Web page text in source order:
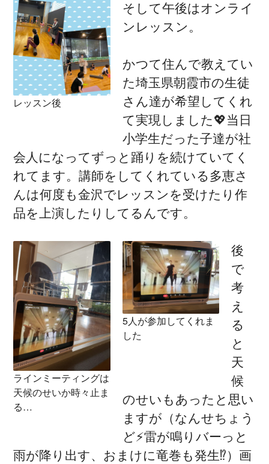
レッスン後
そして午後はオンライ
ンレッスン。
かつて住んで教えてい
た埼玉県朝霞市の生徒
さん達が希望してくれ
て実現しました💖当日
小学生だった子達が社
会人になってずっと踊りを続けていてく
れてます。講師をしてくれている多恵さ
んは何度も金沢でレッスンを受けたり作
品を上演したりしてるんです。
ラインミーティングは
天候のせいか時々止ま
る…
5人が参加してくれま
した
後
で
考
え
る
と
天
候
のせいもあったと思い
ますが（なんせちょう
ど⚡️雷が鳴りバーっと
雨が降り出す、おまけに竜巻も発生⁉︎）画